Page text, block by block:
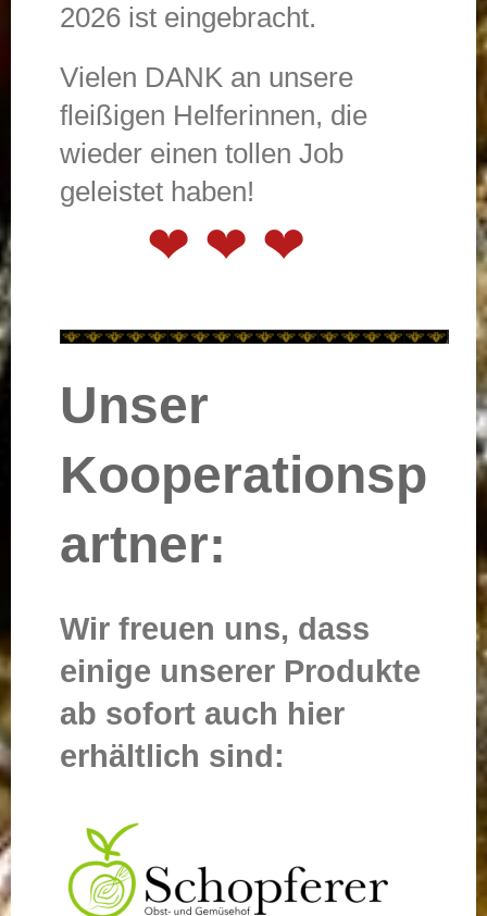
2026 ist eingebracht.
Vielen DANK an unsere
fleißigen Helferinnen, die
wieder einen tollen Job
geleistet haben!
❤ ❤ ❤
Unser
Kooperationsp
artner:
Wir freuen uns, dass
einige unserer Produkte
ab sofort auch hier
erhältlich sind: